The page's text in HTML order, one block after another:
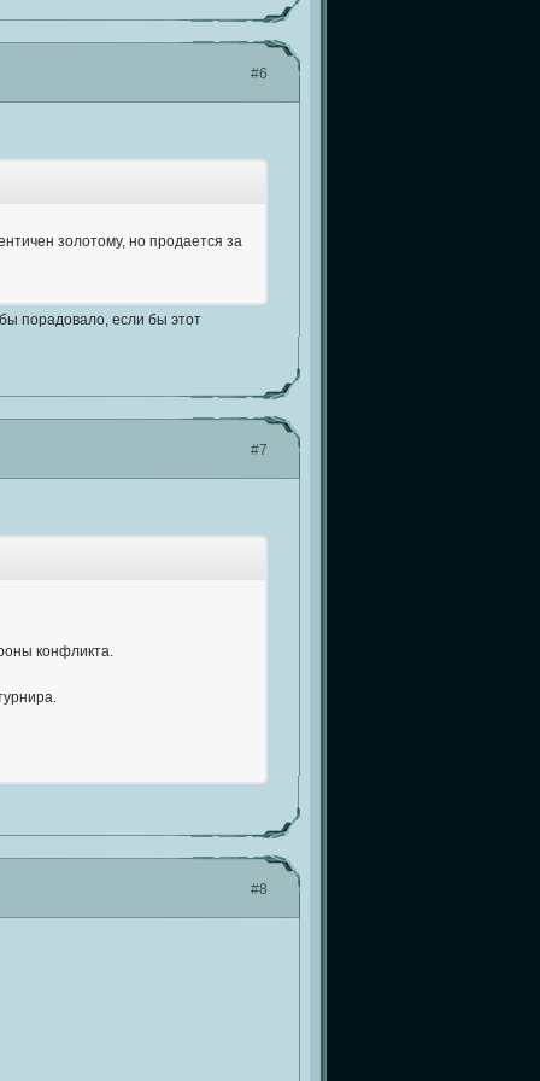
#6
золотому, но продается за
порадовало, если бы этот
#7
конфликта.
#8